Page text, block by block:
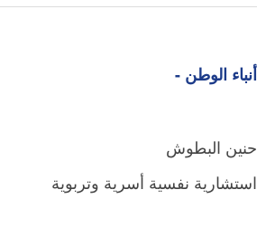
أنباء الوطن -
حنين البطوش
استشارية نفسية أسرية وتربوية